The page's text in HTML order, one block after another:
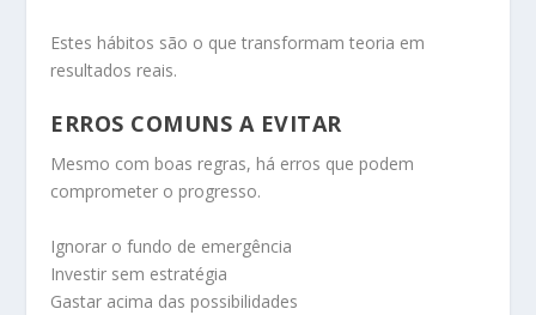
Estes hábitos são o que transformam teoria em
resultados reais.
ERROS COMUNS A EVITAR
Mesmo com boas regras, há erros que podem
comprometer o progresso.
Ignorar o fundo de emergência
Investir sem estratégia
Gastar acima das possibilidades